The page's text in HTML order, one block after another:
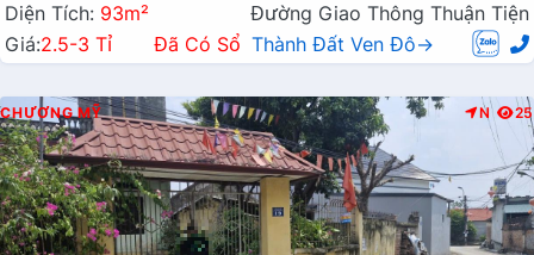
Diện Tích: 93m²
Đường Giao Thông Thuận Tiện
Giá:2.5-3 Tỉ Đã Có Sổ Thành Đất Ven Đô→
CHƯƠNG MỸ N 25